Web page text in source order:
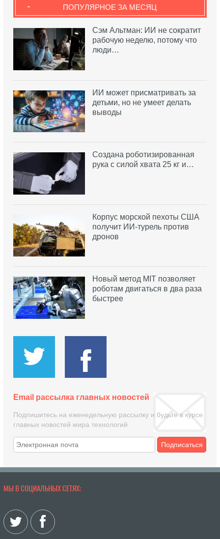
ПОПУЛЯРНОЕ ЗА МЕСЯЦ
-
Сэм Альтман: ИИ не сократит
рабочую неделю, потому что
люди…
ИИ может присматривать за
детьми, но не умеет делать
выводы
Создана роботизированная
рука с силой хвата 25 кг и…
Корпус морской пехоты США
получит ИИ-турель против
дронов
Новый метод MIT позволяет
роботам двигаться в два раза
быстрее
Email рассылка главных новостей
Подпишитесь на еженедельную рассылку и будьте в курсе
главных новостей мира технологий
Подписаться
МЫ В СОЦИАЛЬНЫХ СЕТЯХ: